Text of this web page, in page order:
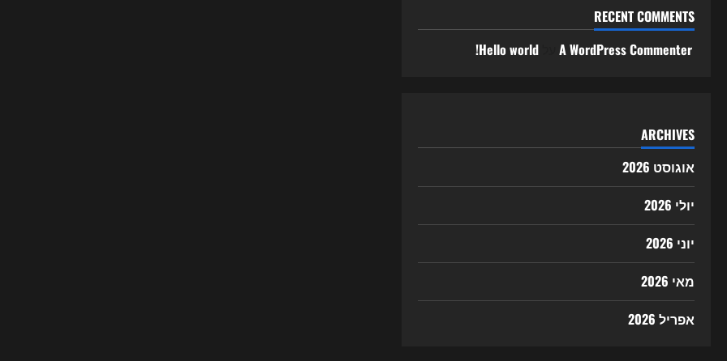
RECENT COMMENTS
A WordPress Commenter עלHello world!
ARCHIVES
אוגוסט 2026
יולי 2026
יוני 2026
מאי 2026
אפריל 2026